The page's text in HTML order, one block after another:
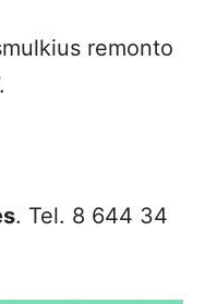
remonto
. Tel. 8 644 34